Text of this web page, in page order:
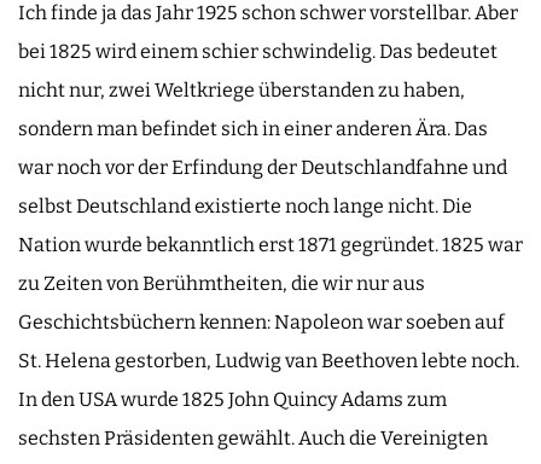
Ich finde ja das Jahr 1925 schon schwer vorstellbar. Aber
bei 1825 wird einem schier schwindelig. Das bedeutet
nicht nur, zwei Weltkriege überstanden zu haben,
sondern man befindet sich in einer anderen Ära. Das
war noch vor der Erfindung der Deutschlandfahne und
selbst Deutschland existierte noch lange nicht. Die
Nation wurde bekanntlich erst 1871 gegründet. 1825 war
zu Zeiten von Berühmtheiten, die wir nur aus
Geschichtsbüchern kennen: Napoleon war soeben auf
St. Helena gestorben, Ludwig van Beethoven lebte noch.
In den USA wurde 1825 John Quincy Adams zum
sechsten Präsidenten gewählt. Auch die Vereinigten